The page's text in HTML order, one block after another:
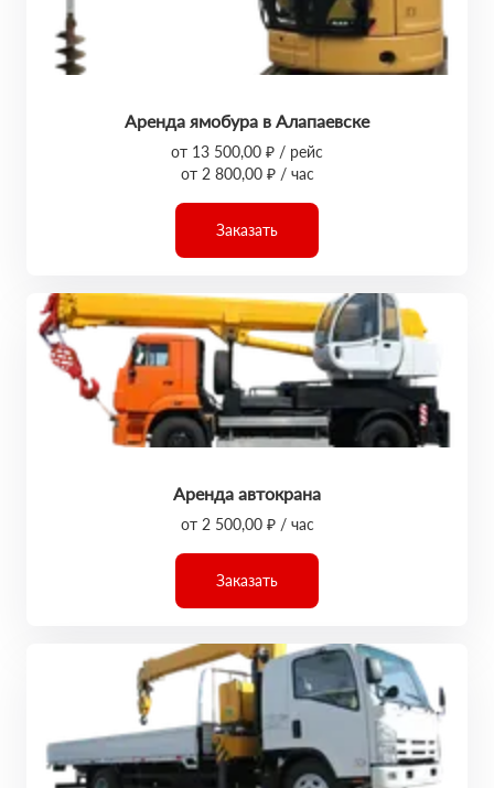
Аренда ямобура в Алапаевске
от 13 500,00 ₽ / рейс
от 2 800,00 ₽ / час
Заказать
Аренда автокрана
от 2 500,00 ₽ / час
Заказать